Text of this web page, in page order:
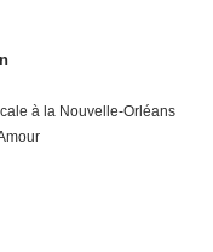
à la Nouvelle-Orléans